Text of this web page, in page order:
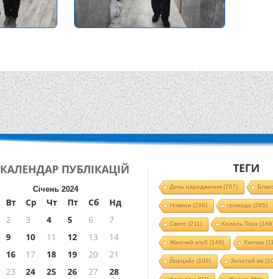
КАЛЕНДАР ПУБЛІКАЦІЙ
Січень 2024
Вт Ср Чт Пт Сб
Нд
2 3 4 5 6
7
9 10 11 12 13
14
16 17 18 19 20
21
23 24 25 26 27 28
ТЕГИ
День народження(707)
Новини (299) громада (265)
Свято (211) Колель Тора
Жіночий клуб (149) Ханука
Йорцайт (108) Золотий вік